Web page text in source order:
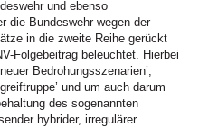
und ebenso
die Bundeswehr wegen der
in die zweite Reihe gerückt
Folgebeitrag beleuchtet. Hierbei
Bedrohungsszenarien’,
und um auch darum
des sogenannten
hybrider, irregulärer